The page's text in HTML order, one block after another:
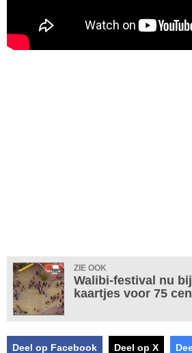
ZIE OOK
Walibi-festival nu
kaartjes voor 75
Deel op Facebook Deel op X